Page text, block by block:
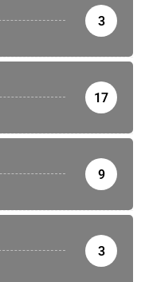
3
17
9
3